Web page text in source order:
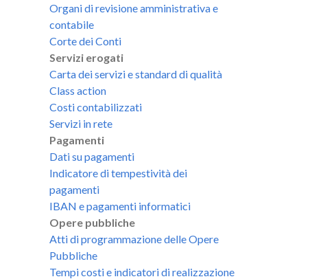
Organi di revisione amministrativa e
contabile
Corte dei Conti
Servizi erogati
Carta dei servizi e standard di qualità
Class action
Costi contabilizzati
Servizi in rete
Pagamenti
Dati su pagamenti
Indicatore di tempestività dei
pagamenti
IBAN e pagamenti informatici
Opere pubbliche
Atti di programmazione delle Opere
Pubbliche
Tempi costi e indicatori di realizzazione